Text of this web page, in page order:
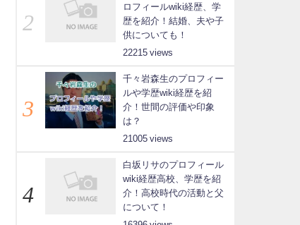
ロフィールwiki経歴、学
歴を紹介！結婚、夫や子
供についても！
22215
千々岩森生のプロフィー
ルや学歴wiki経歴を紹
介！世間の評価や印象
は？
21005
白坂リサのプロフィール
wiki経歴高校、学歴を紹
介！高校時代の活動と父
について！